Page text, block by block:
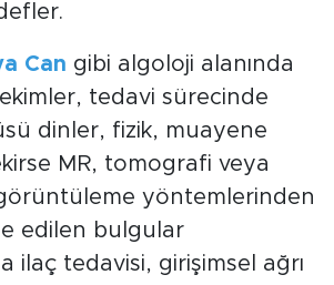
Can gibi algoloji alanında
tedavi sürecinde
dinler, fizik, muayene
MR, tomografi veya
yöntemlerinden
edilen bulgular
ilaç tedavisi, girişimsel ağrı